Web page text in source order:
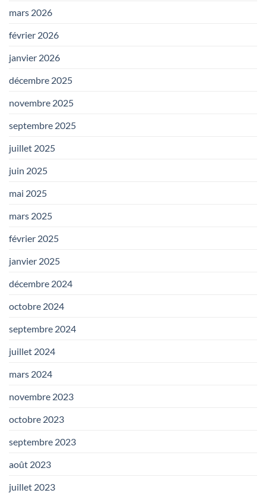
mars 2026
février 2026
janvier 2026
décembre 2025
novembre 2025
septembre 2025
juillet 2025
juin 2025
mai 2025
mars 2025
février 2025
janvier 2025
décembre 2024
octobre 2024
septembre 2024
juillet 2024
mars 2024
novembre 2023
octobre 2023
septembre 2023
août 2023
juillet 2023